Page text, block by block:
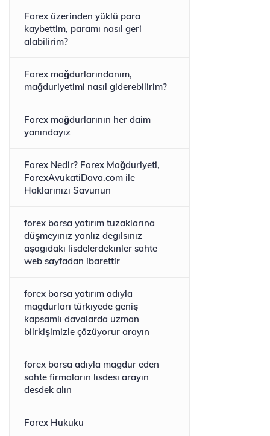
Forex üzerinden yüklü para
kaybettim, paramı nasıl geri
alabilirim?
Forex mağdurlarındanım,
mağduriyetimi nasıl giderebilirim?
Forex mağdurlarının her daim
yanındayız
Forex Nedir? Forex Mağduriyeti,
ForexAvukatiDava.com ile
Haklarınızı Savunun
forex borsa yatırım tuzaklarına
düşmeyınız yanlız degılsınız
aşagıdakı lisdelerdekınler sahte
web sayfadan ibarettir
forex borsa yatırım adıyla
magdurları türkıyede geniş
kapsamlı davalarda uzman
bilrkişimizle çözüyorur arayın
forex borsa adıyla magdur eden
sahte firmaların lısdesı arayın
desdek alın
Forex Hukuku